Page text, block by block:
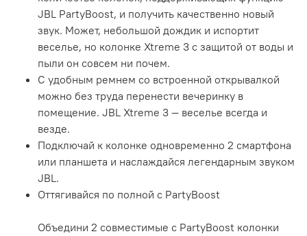
JBL PartyBoost, и получить качественно новый
звук. Может, небольшой дождик и испортит
веселье, но колонке Xtreme 3 с защитой от воды и
пыли он совсем ни почем.
С удобным ремнем со встроенной открывалкой
можно без труда перенести вечеринку в
помещение. JBL Xtreme 3 — веселье всегда и
везде.
Подключай к колонке одновременно 2 смартфона
или планшета и наслаждайся легендарным звуком
JBL.
Оттягивайся по полной с PartyBoost
Объедини 2 совместимые с PartyBoost колонки